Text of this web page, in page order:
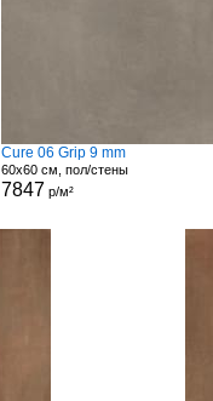
Cure 06 Grip 9 mm
60x60 см, пол/стены
7847 р/м²